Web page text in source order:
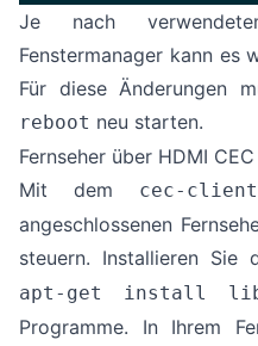
Je nach
Fenstermanager kann es
Für diese Änderungen
reboot neu starten.
Fernseher über HDMI
Mit dem cec-client
angeschlossenen
steuern. Installieren Sie
apt-get install
Programme. In Ihrem